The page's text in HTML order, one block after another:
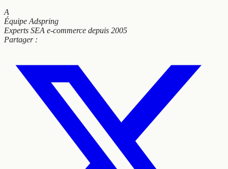
A
Équipe Adspring
Experts SEA e-commerce depuis 2005
Partager :